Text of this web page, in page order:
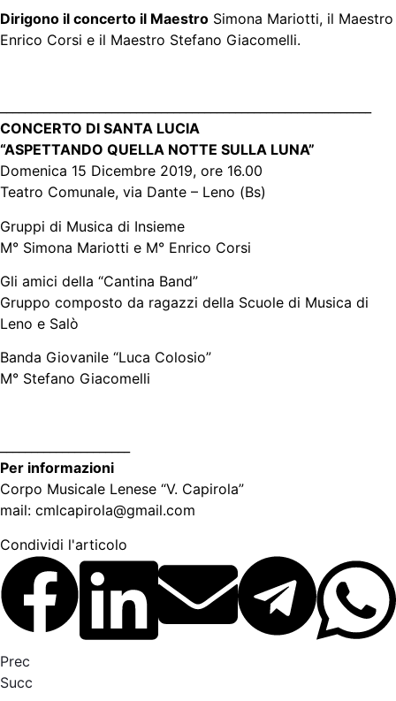
Dirigono il concerto il Maestro Simona Mariotti, il Maestro
Enrico Corsi e il Maestro Stefano Giacomelli.
CONCERTO DI SANTA LUCIA
“ASPETTANDO QUELLA NOTTE SULLA LUNA”
Domenica 15 Dicembre 2019, ore 16.00
Teatro Comunale, via Dante – Leno (Bs)
Gruppi di Musica di Insieme
M° Simona Mariotti e M° Enrico Corsi
Gli amici della “Cantina Band”
Gruppo composto da ragazzi della Scuole di Musica di
Leno e Salò
Banda Giovanile “Luca Colosio”
M° Stefano Giacomelli
Per informazioni
Corpo Musicale Lenese “V. Capirola”
mail: cmlcapirola@gmail.com
Condividi l'articolo
Prec
Succ